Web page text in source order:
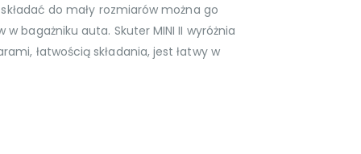
do mały rozmiarów można go
bagażniku auta. Skuter MINI II wyróżnia
łatwością składania, jest łatwy w